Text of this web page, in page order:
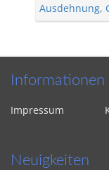
Ausdehnung,
Informationen
Impressum
Neuigkeiten